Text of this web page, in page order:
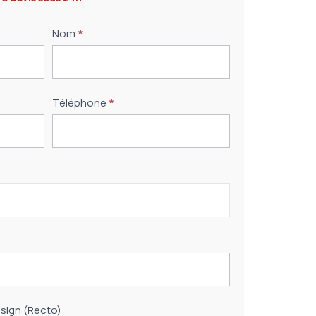
Nom *
Téléphone *
(Recto)